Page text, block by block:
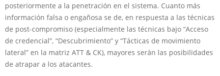
posteriormente a la penetración en el sistema. Cuanto más
información falsa o engañosa se de, en respuesta a las técnicas
de post-compromiso (especialmente las técnicas bajo “Acceso
de credencial”, “Descubrimiento” y “Tácticas de movimiento
lateral” en la matriz ATT & CK), mayores serán las posibilidades
de atrapar a los atacantes.